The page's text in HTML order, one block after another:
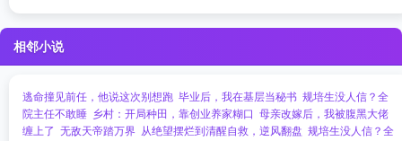
相邻小说
逃命撞见前任，他说这次别想跑 毕业后，我在基层当秘书 规培生没人信？全
院主任不敢睡 乡村：开局种田，靠创业养家糊口 母亲改嫁后，我被腹黑大佬
缠上了 无敌天帝踏万界 从绝望摆烂到清醒自救，逆风翻盘 规培生没人信？全